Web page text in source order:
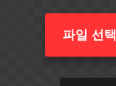
파일 선택